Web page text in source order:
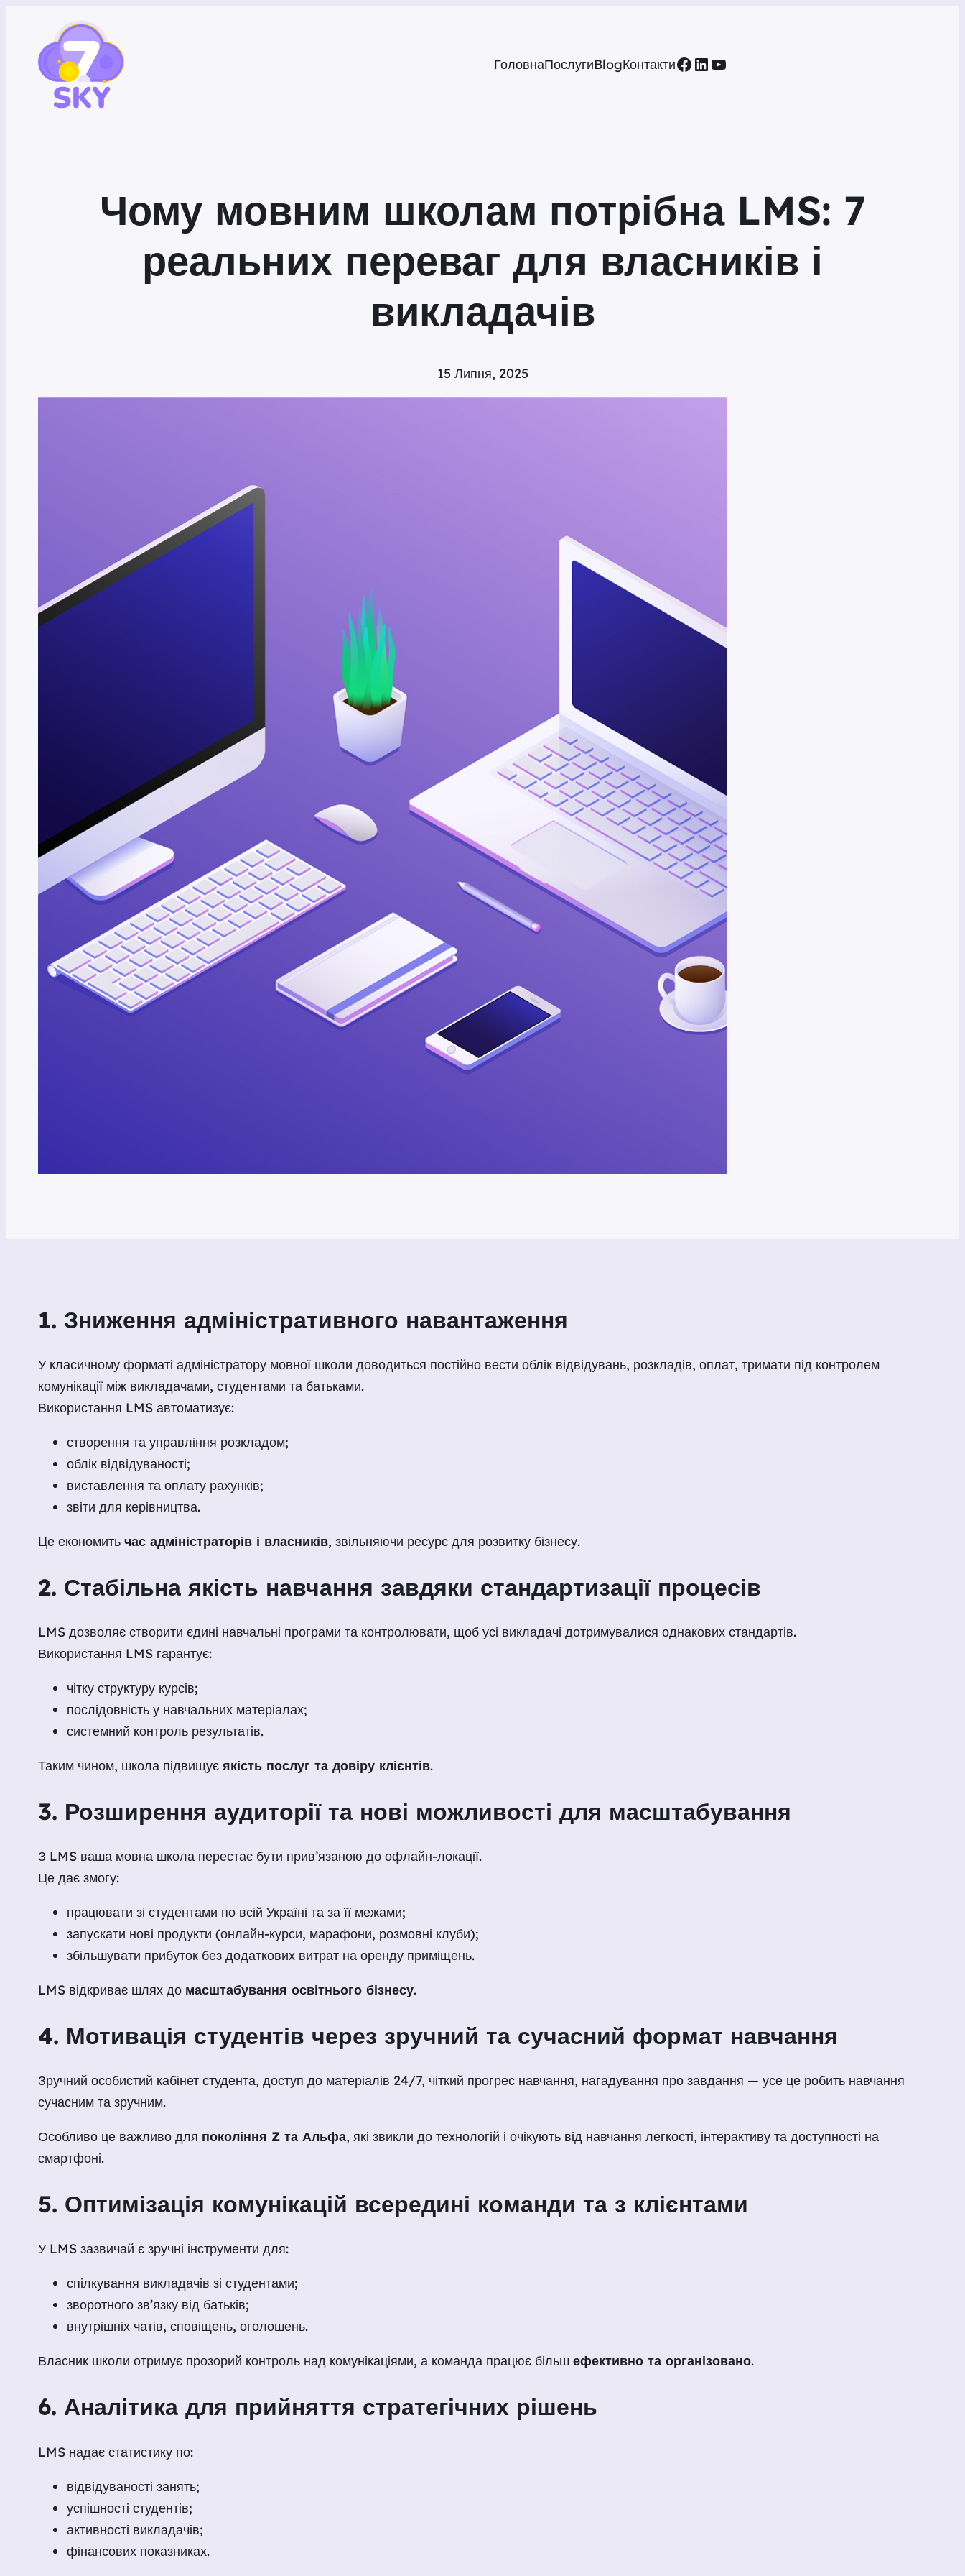
ГоловнаПослугиBlogКонтактиFacebook
LinkedIn
YouTube
Чому мовним школам потрібна LMS: 7
реальних переваг для власників і
викладачів
15 Липня, 2025
1. Зниження адміністративного навантаження
У класичному форматі адміністратору мовної школи доводиться постійно вести облік відвідувань, розкладів, оплат, тримати під контролем
комунікації між викладачами, студентами та батьками.
Використання LMS автоматизує:
створення та управління розкладом;
облік відвідуваності;
виставлення та оплату рахунків;
звіти для керівництва.
Це економить час адміністраторів і власників, звільняючи ресурс для розвитку бізнесу.
2. Стабільна якість навчання завдяки стандартизації процесів
LMS дозволяє створити єдині навчальні програми та контролювати, щоб усі викладачі дотримувалися однакових стандартів.
Використання LMS гарантує:
чітку структуру курсів;
послідовність у навчальних матеріалах;
системний контроль результатів.
Таким чином, школа підвищує якість послуг та довіру клієнтів.
3. Розширення аудиторії та нові можливості для масштабування
З LMS ваша мовна школа перестає бути прив’язаною до офлайн-локації.
Це дає змогу:
працювати зі студентами по всій Україні та за її межами;
запускати нові продукти (онлайн-курси, марафони, розмовні клуби);
збільшувати прибуток без додаткових витрат на оренду приміщень.
LMS відкриває шлях до масштабування освітнього бізнесу.
4. Мотивація студентів через зручний та сучасний формат навчання
Зручний особистий кабінет студента, доступ до матеріалів 24/7, чіткий прогрес навчання, нагадування про завдання — усе це робить навчання
сучасним та зручним.
Особливо це важливо для покоління Z та Альфа, які звикли до технологій і очікують від навчання легкості, інтерактиву та доступності на
смартфоні.
5. Оптимізація комунікацій всередині команди та з клієнтами
У LMS зазвичай є зручні інструменти для:
спілкування викладачів зі студентами;
зворотного зв’язку від батьків;
внутрішніх чатів, сповіщень, оголошень.
Власник школи отримує прозорий контроль над комунікаціями, а команда працює більш ефективно та організовано.
6. Аналітика для прийняття стратегічних рішень
LMS надає статистику по:
відвідуваності занять;
успішності студентів;
активності викладачів;
фінансових показниках.